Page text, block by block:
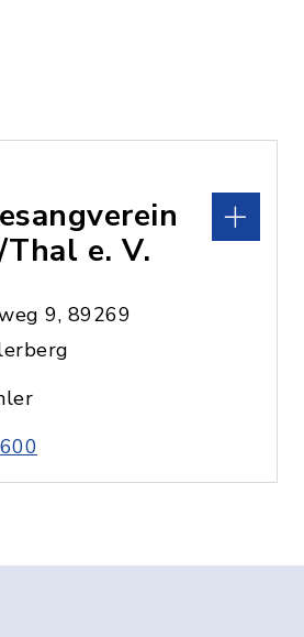
e. V.
9, 89269